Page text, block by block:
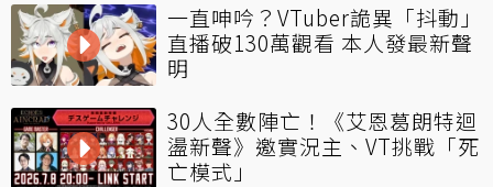
一直呻吟？VTuber詭異「抖動」
直播破130萬觀看 本人發最新聲
明
30人全數陣亡！《艾恩葛朗特迴
盪新聲》邀實況主、VT挑戰「死
亡模式」